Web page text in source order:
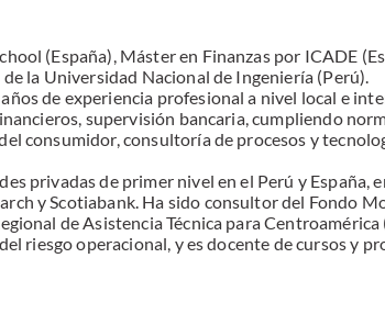
(España), Máster en Finanzas por ICADE
la Universidad Nacional de Ingeniería (Perú).
de experiencia profesional a nivel local e
supervisión bancaria, cumpliendo
consumidor, consultoría de procesos y
privadas de primer nivel en el Perú y España,
y Scotiabank. Ha sido consultor del Fondo
de Asistencia Técnica para Centroamérica
riesgo operacional, y es docente de cursos y